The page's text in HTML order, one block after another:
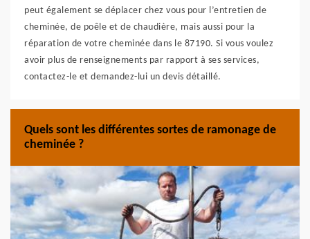
peut également se déplacer chez vous pour l’entretien de
cheminée, de poêle et de chaudière, mais aussi pour la
réparation de votre cheminée dans le 87190. Si vous voulez
avoir plus de renseignements par rapport à ses services,
contactez-le et demandez-lui un devis détaillé.
Quels sont les différentes sortes de ramonage de
cheminée ?